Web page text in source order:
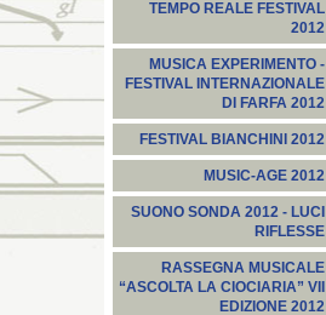
TEMPO REALE FESTIVAL
2012
MUSICA EXPERIMENTO -
FESTIVAL INTERNAZIONALE
DI FARFA 2012
FESTIVAL BIANCHINI 2012
MUSIC-AGE 2012
SUONO SONDA 2012 - LUCI
RIFLESSE
RASSEGNA MUSICALE
“ASCOLTA LA CIOCIARIA” VII
EDIZIONE 2012